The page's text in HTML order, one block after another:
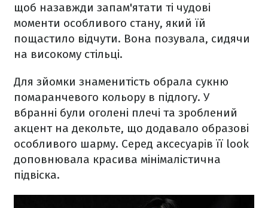
щоб назавжди запам'ятати ті чудові
моменти особливого стану, який їй
пощастило відчути. Вона позувала, сидячи
на високому стільці.
Для зйомки знаменитість обрала сукню
помаранчевого кольору в підлогу. У
вбранні були оголені плечі та зроблений
акцент на декольте, що додавало образові
особливого шарму. Серед аксесуарів її look
доповнювала красива мінімалістична
підвіска.